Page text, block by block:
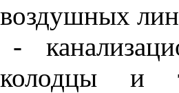
воздушных
-
колодцы и